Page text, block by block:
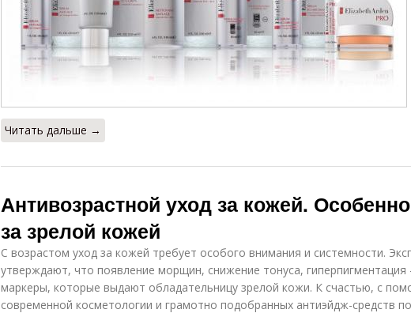
Читать дальше →
Антивозрастной уход за кожей.
за зрелой кожей
С возрастом уход за кожей требует особого внимания и системности.
утверждают, что появление морщин, снижение тонуса,
маркеры, которые выдают обладательницу зрелой кожи. К счастью, с
современной косметологии и грамотно подобранных антиэйдж-средств